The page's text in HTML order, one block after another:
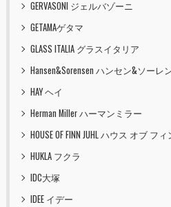
GERVASONI ジェルバゾーニ
GETAMAゲタマ
GLASS ITALIA グラスイタリア
Hansen&Sorensen ハンセン&ソーレ
HAY ヘイ
Herman Miller ハーマンミラー
HOUSE OF FINN JUHL ハウス オブ フ
HUKLA フクラ
IDC大塚
IDEE イデー